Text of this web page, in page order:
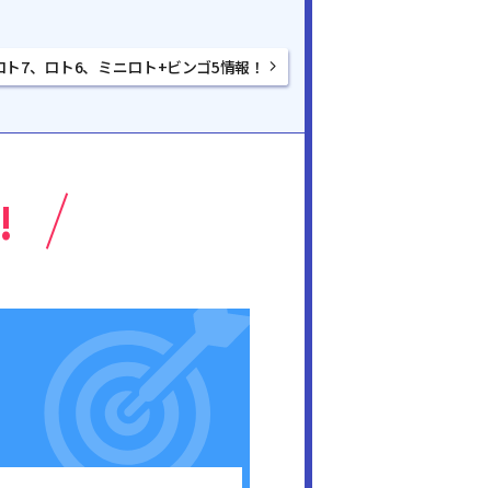
ト7、ロト6、ミニロト+ビンゴ5情報！